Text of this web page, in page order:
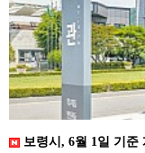
보령시, 6월 1일 기